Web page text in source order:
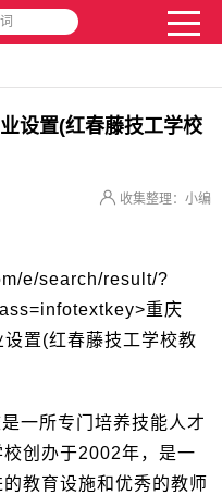
设置(红春藤技工学校
收集整理：小编
一所专门培养技能人才
创办于2002年，是一
教育设施和优秀的教师